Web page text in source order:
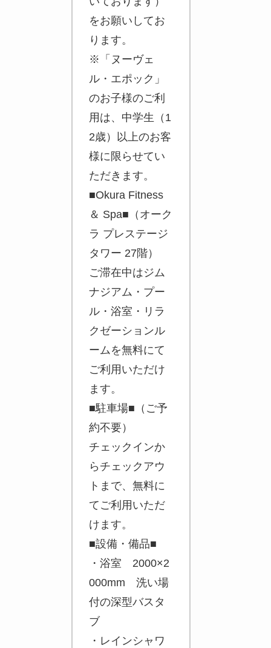
をお願いしてお
ります。
※「ヌーヴェ
ル・エポック」
のお子様のご利
用は、中学生（1
2歳）以上のお客
様に限らせてい
ただきます。
■Okura Fitness
＆ Spa■（オーク
ラ プレステージ
タワー 27階）
ご滞在中はジム
ナジアム・プー
ル・浴室・リラ
クゼーションル
ームを無料にて
ご利用いただけ
ます。
■駐車場■（ご予
約不要）
チェックインか
らチェックアウ
トまで、無料に
てご利用いただ
けます。
■設備・備品■
・浴室 2000×2
000mm 洗い場
付の深型バスタ
ブ
・レインシャワ